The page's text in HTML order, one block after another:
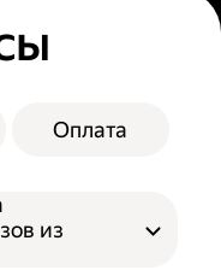
Оплата
из